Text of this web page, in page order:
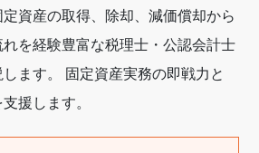
資産の取得、除却、減価償却から
を経験豊富な税理士・公認会計士
ます。 固定資産実務の即戦力と
援します。